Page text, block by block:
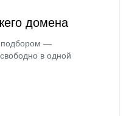
домена
подбором —
в одной